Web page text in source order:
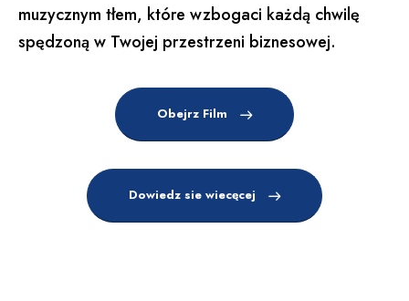
muzycznym tłem, które wzbogaci każdą chwilę
spędzoną w Twojej przestrzeni biznesowej.
Obejrz Film
Dowiedz sie wiecęcej